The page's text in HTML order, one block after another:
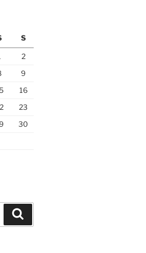
S
2
9
16
23
30